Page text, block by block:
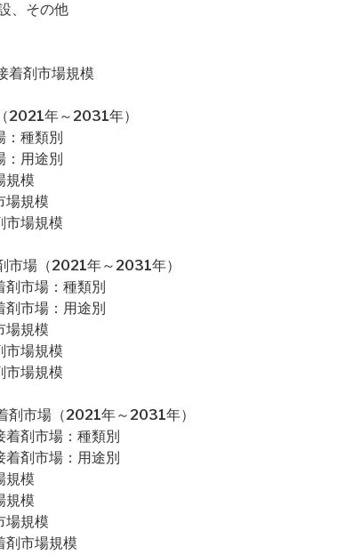
、その他
着剤市場規模
2021年～2031年）
種類別
用途別
規模
場規模
市場規模
市場（2021年～2031年）
市場：種類別
市場：用途別
場規模
市場規模
市場規模
剤市場（2021年～2031年）
剤市場：種類別
剤市場：用途別
規模
規模
場規模
剤市場規模